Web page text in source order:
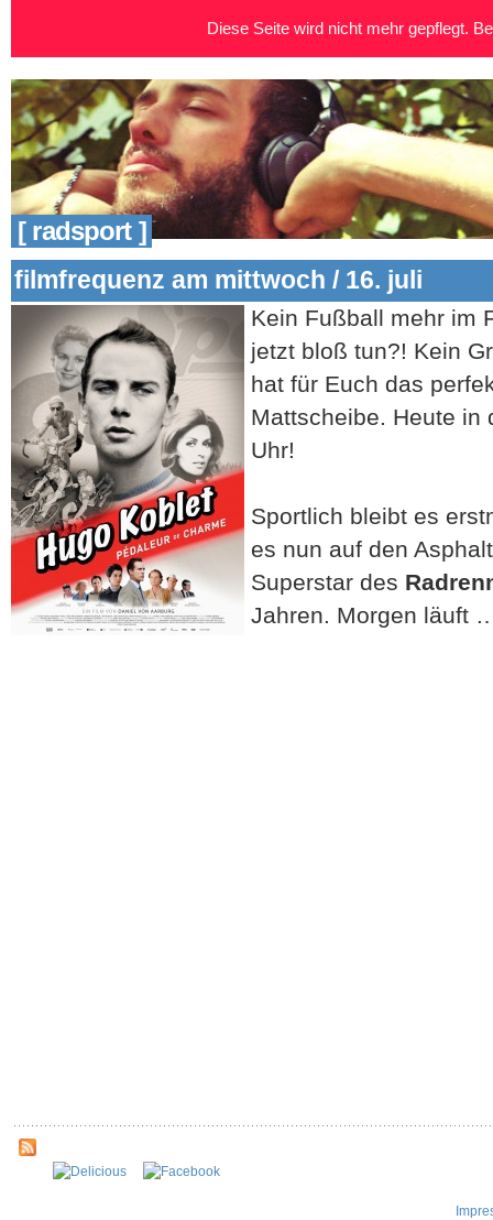
[ radsport ]
filmfrequenz am mittwoch / 16. juli
Kein Fußball mehr im
jetzt bloß tun?! Kein
hat für Euch das
Mattscheibe. Heute in
Uhr!
Sportlich bleibt es
es nun auf den
Superstar des
Jahren. Morgen läuft
Diese Seite wird nicht mehr gepflegt.